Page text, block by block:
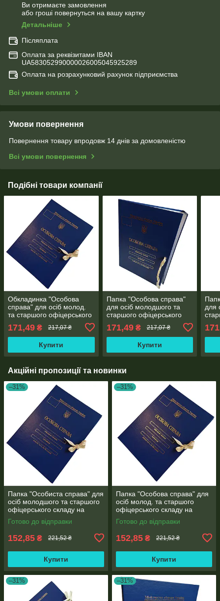
Ви отримаєте замовлення
або гроші повернуться на вашу картку
Детальніше
Післяплата
Оплата за реквізитами IBAN
UA583052990000026005045925289
Оплата на розрахунковий рахунок підприємства
Всі умови оплати
Умови повернення
Повернення товару впродовж 14 днів за домовленістю
Всі умови повернення
Подібні товари компанії
Обкладинка "Особова
справа" для осіб молод.
та старшого офіцерського
складу на зав'язках ф. А4
без клапанів, бумвініл 20
мм
171,49 ₴ 217,07 ₴
Купити
Папка "Особова справа"
для осіб молодшого та
старшого офіцерського
бумвініл без клапанів (20
мм)
171,49₴ 217,07 ₴
Купити
для
мм)
Акційні пропозиції та новинки
–31%
Папка "Особиста справа" для
осіб молодшого та старшого
офіцерського складу на
зав'язках А4 без клапанів,
"бумвініл 10 мм
Готово до відправки
152,85 ₴ 221,52 ₴
Купити
–31%
Папка "Особова справа" для
осіб молод. та старшого
офіцерського складу на
зав'язках А4 без клапанів,
"під золото" бумвініл (10 мм)
Готово до відправки
152,85 ₴ 221,52 ₴
Купити
–31% –31%